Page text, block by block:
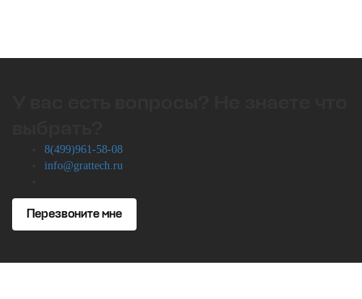
8(499)961-58-08
info@grattech.ru
Перезвоните мне